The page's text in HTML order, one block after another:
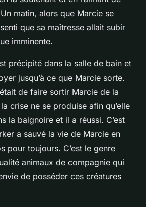
matin, alors que Marcie se
que sa maîtresse allait subir
imminente.
précipité dans la salle de bain et
jusqu’à ce que Marcie sorte.
de faire sortir Marcie de la
crise ne se produise afin qu’elle
la baignoire et il a réussi. C’est
a sauvé la vie de Marcie en
pour toujours. C’est le genre
animaux de compagnie qui
de posséder ces créatures